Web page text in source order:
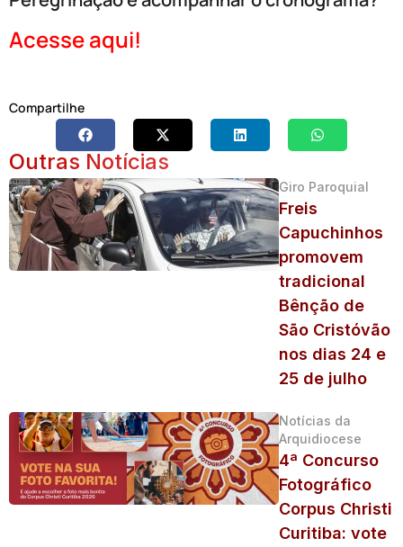
Acesse aqui!
Compartilhe
Outras Notícias
Giro Paroquial
Freis
Capuchinhos
promovem
tradicional
Bênção de
São Cristóvão
nos dias 24 e
25 de julho
Notícias da
Arquidiocese
4ª Concurso
Fotográfico
Corpus Christi
Curitiba: vote